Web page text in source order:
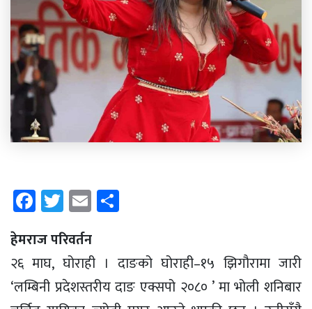
Facebook
Twitter
Email
हेमराज परिवर्तन
२६ माघ, घोराही । दाङको घोराही–१५ झिगौरामा जारी
‘लम्बिनी प्रदेशस्तरीय दाङ एक्सपो २०८० ’ मा भोली शनिबार